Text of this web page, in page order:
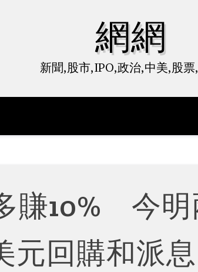
網網
新聞,股市,IPO,政治,中美,股
賺10% 今明
元回購和派息